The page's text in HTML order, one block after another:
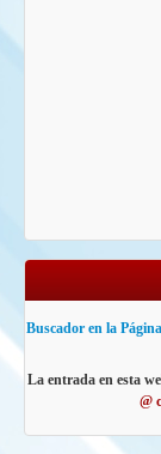
Buscador en la
La entrada en esta
@